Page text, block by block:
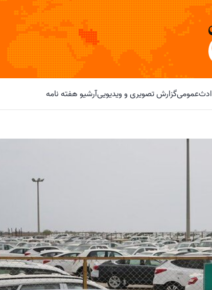
عمومیگزارش تصویری و ویدیوییآرشیو هفته نامه